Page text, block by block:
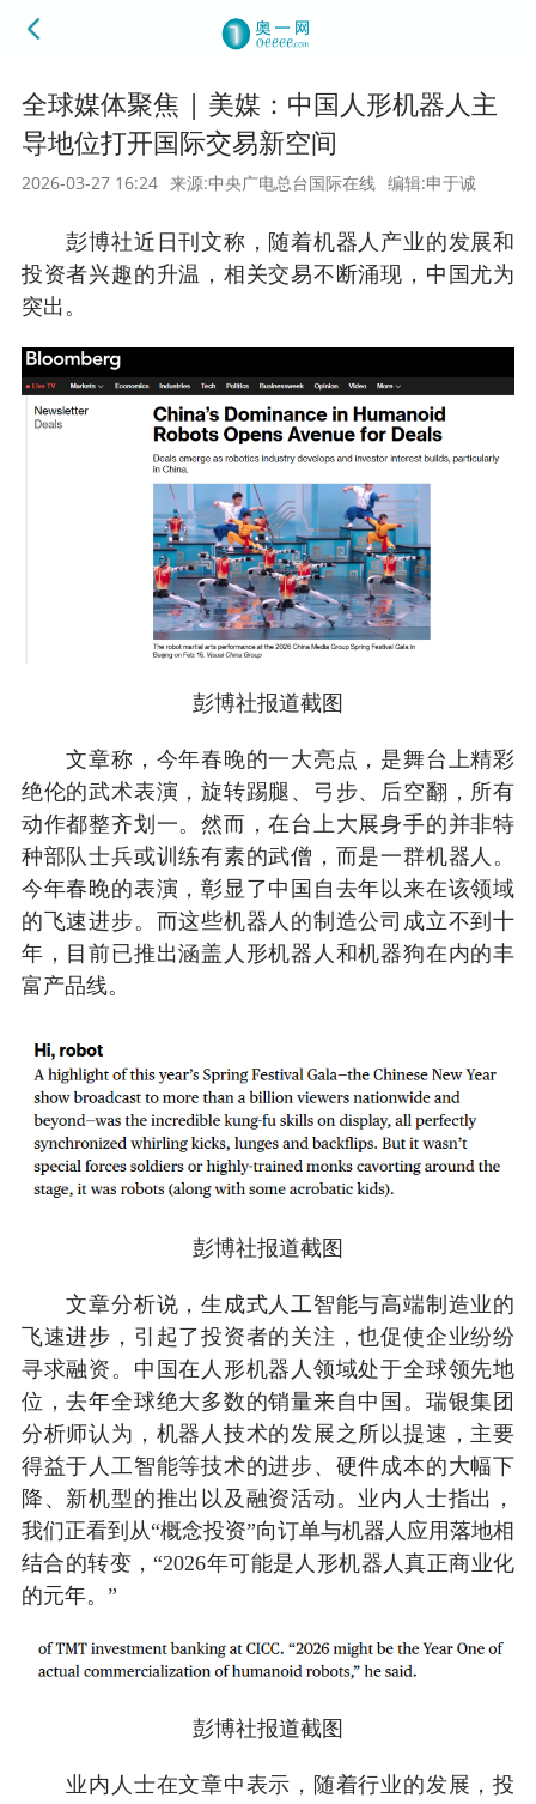
全球媒体聚焦 | 美媒：中国人形机器人主
导地位打开国际交易新空间
2026-03-27 16:24 来源:中央广电总台国际在线 编辑:申于诚
彭博社近日刊文称，随着机器人产业的发展和
投资者兴趣的升温，相关交易不断涌现，中国尤为
突出。
彭博社报道截图
文章称，今年春晚的一大亮点，是舞台上精彩
绝伦的武术表演，旋转踢腿、弓步、后空翻，所有
动作都整齐划一。然而，在台上大展身手的并非特
种部队士兵或训练有素的武僧，而是一群机器人。
今年春晚的表演，彰显了中国自去年以来在该领域
的飞速进步。而这些机器人的制造公司成立不到十
年，目前已推出涵盖人形机器人和机器狗在内的丰
富产品线。
彭博社报道截图
文章分析说，生成式人工智能与高端制造业的
飞速进步，引起了投资者的关注，也促使企业纷纷
寻求融资。中国在人形机器人领域处于全球领先地
位，去年全球绝大多数的销量来自中国。瑞银集团
分析师认为，机器人技术的发展之所以提速，主要
得益于人工智能等技术的进步、硬件成本的大幅下
降、新机型的推出以及融资活动。业内人士指出，
我们正看到从“概念投资”向订单与机器人应用落地相
结合的转变，“2026年可能是人形机器人真正商业化
的元年。”
彭博社报道截图
业内人士在文章中表示，随着行业的发展，投